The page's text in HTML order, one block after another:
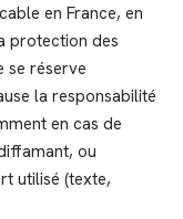
en France, en
protection des
se réserve
la responsabilité
en cas de
ou
utilisé (texte,